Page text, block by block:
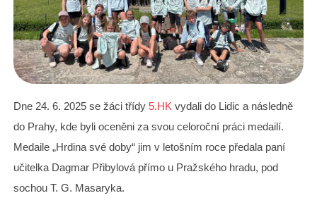
Dne 24. 6. 2025 se žáci třídy 5.HK vydali do Lidic a následně
do Prahy, kde byli oceněni za svou celoroční práci medailí.
Medaile „Hrdina své doby“ jim v letošním roce předala paní
učitelka Dagmar Přibylová přímo u Pražského hradu, pod
sochou T. G. Masaryka.